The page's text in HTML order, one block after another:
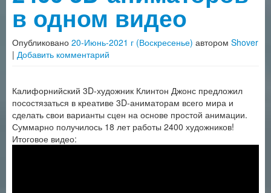
в одном видео
Опубликовано 20-Июнь-2021 г (Воскресенье) автором Shover
| Добавить комментарий
Калифорнийский 3D-художник Клинтон Джонс предложил
посостязаться в креативе 3D-аниматорам всего мира и
сделать свои варианты сцен на основе простой анимации.
Суммарно получилось 18 лет работы 2400 художников!
Итоговое видео: